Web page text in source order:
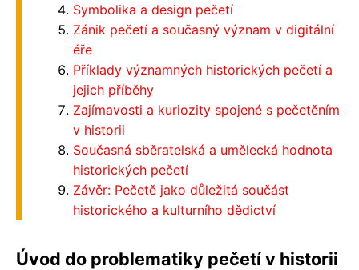
Symbolika a design pečetí
Zánik pečetí a současný význam v digitální
éře
Příklady významných historických pečetí a
jejich příběhy
Zajímavosti a kuriozity spojené s pečetěním
v historii
Současná sběratelská a umělecká hodnota
historických pečetí
Závěr: Pečetě jako důležitá součást
historického a kulturního dědictví
Úvod do problematiky pečetí v historii